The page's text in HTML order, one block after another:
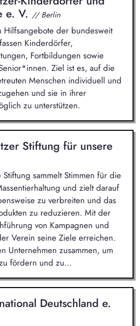
e. V. // Berlin
Hilfsangebote der bundesweit
Kinderdörfer,
Fortbildungen sowie
Ziel ist es, auf die
Menschen individuell und
und sie in ihrer
zu unterstützen.
Stiftung für unsere
sammelt Stimmen für die
und zielt darauf
zu verbreiten und das
zu reduzieren. Mit der
von Kampagnen und
Verein seine Ziele erreichen.
Unternehmen zusammen, um
fördern und zu...
Deutschland e.